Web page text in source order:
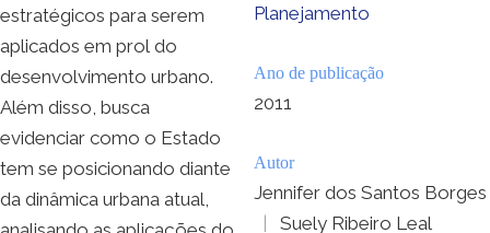
estratégicos para serem
aplicados em prol do
desenvolvimento urbano.
Além disso, busca
evidenciar como o Estado
tem se posicionando diante
da dinâmica urbana atual,
Planejamento
Ano de publicação
2011
Autor
Jennifer dos Santos Borges
|
Suely Ribeiro Leal